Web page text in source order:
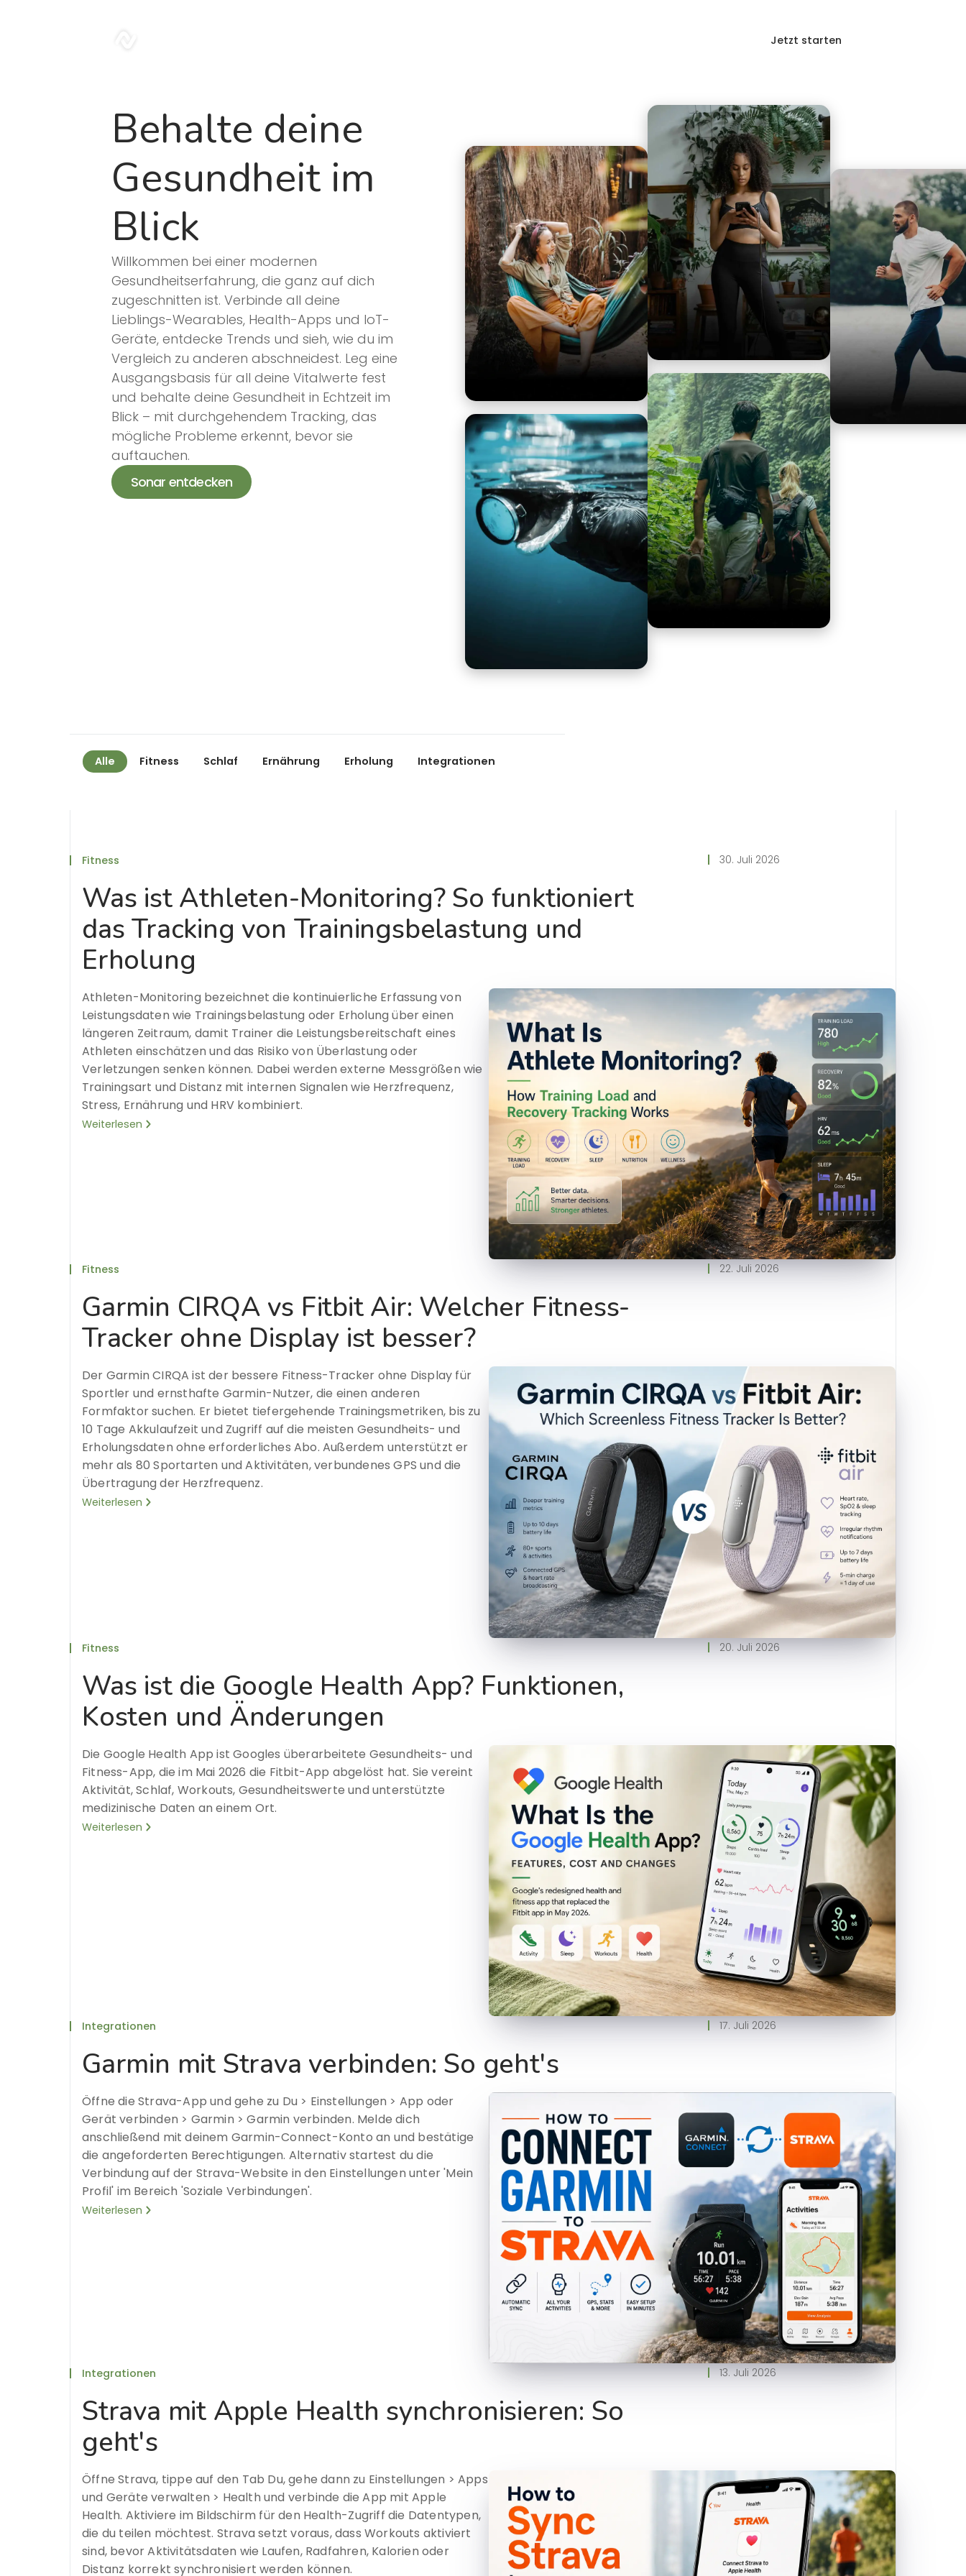
Jetzt starten
Behalte deine
Gesundheit im
Blick
Willkommen bei einer modernen
Gesundheitserfahrung, die ganz auf dich
zugeschnitten ist. Verbinde all deine
Lieblings-Wearables, Health-Apps und IoT-
Geräte, entdecke Trends und sieh, wie du im
Vergleich zu anderen abschneidest. Leg eine
Ausgangsbasis für all deine Vitalwerte fest
und behalte deine Gesundheit in Echtzeit im
Blick – mit durchgehendem Tracking, das
mögliche Probleme erkennt, bevor sie
auftauchen.
Sonar entdecken
Alle Fitness Schlaf Ernährung Erholung Integrationen
Fitness
Was ist Athleten-Monitoring? So funktioniert
das Tracking von Trainingsbelastung und
Erholung
30. Juli 2026
Athleten-Monitoring bezeichnet die kontinuierliche Erfassung von
Leistungsdaten wie Trainingsbelastung oder Erholung über einen
längeren Zeitraum, damit Trainer die Leistungsbereitschaft eines
Athleten einschätzen und das Risiko von Überlastung oder
Verletzungen senken können. Dabei werden externe Messgrößen wie
Trainingsart und Distanz mit internen Signalen wie Herzfrequenz,
Stress, Ernährung und HRV kombiniert.
Weiterlesen
Fitness
Garmin CIRQA vs Fitbit Air: Welcher Fitness-
Tracker ohne Display ist besser?
22. Juli 2026
Der Garmin CIRQA ist der bessere Fitness-Tracker ohne Display für
Sportler und ernsthafte Garmin-Nutzer, die einen anderen
Formfaktor suchen. Er bietet tiefergehende Trainingsmetriken, bis zu
10 Tage Akkulaufzeit und Zugriff auf die meisten Gesundheits- und
Erholungsdaten ohne erforderliches Abo. Außerdem unterstützt er
mehr als 80 Sportarten und Aktivitäten, verbundenes GPS und die
Übertragung der Herzfrequenz.
Weiterlesen
Fitness
Was ist die Google Health App? Funktionen,
Kosten und Änderungen
20. Juli 2026
Die Google Health App ist Googles überarbeitete Gesundheits- und
Fitness-App, die im Mai 2026 die Fitbit-App abgelöst hat. Sie vereint
Aktivität, Schlaf, Workouts, Gesundheitswerte und unterstützte
medizinische Daten an einem Ort.
Weiterlesen
Integrationen
Garmin mit Strava verbinden: So geht's
17. Juli 2026
Öffne die Strava-App und gehe zu Du > Einstellungen > App oder
Gerät verbinden > Garmin > Garmin verbinden. Melde dich
anschließend mit deinem Garmin-Connect-Konto an und bestätige
die angeforderten Berechtigungen. Alternativ startest du die
Verbindung auf der Strava-Website in den Einstellungen unter 'Mein
Profil' im Bereich 'Soziale Verbindungen'.
Weiterlesen
Integrationen
Strava mit Apple Health synchronisieren: So
geht's
13. Juli 2026
Öffne Strava, tippe auf den Tab Du, gehe dann zu Einstellungen > Apps
und Geräte verwalten > Health und verbinde die App mit Apple
Health. Aktiviere im Bildschirm für den Health-Zugriff die Datentypen,
die du teilen möchtest. Strava setzt voraus, dass Workouts aktiviert
sind, bevor Aktivitätsdaten wie Laufen, Radfahren, Kalorien oder
Distanz korrekt synchronisiert werden können.